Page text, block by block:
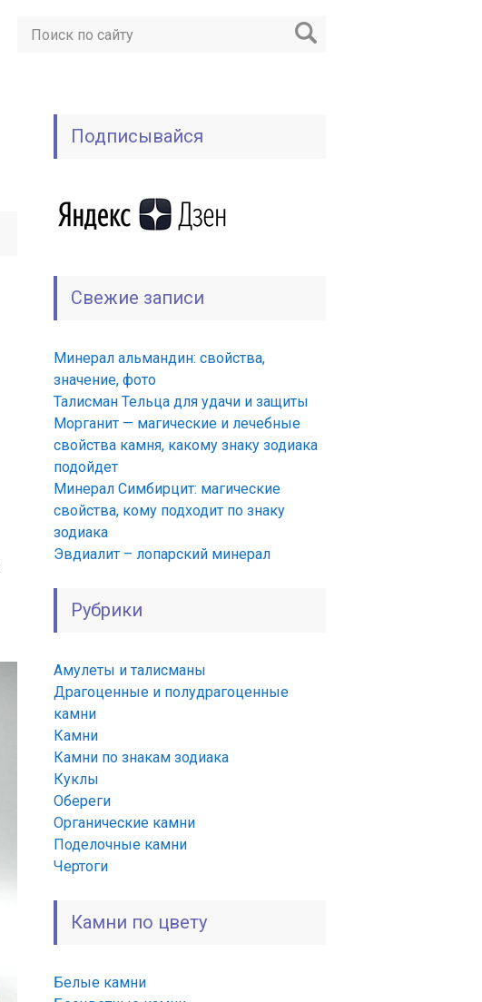
Подписывайся
Свежие записи
Минерал альмандин: свойства,
значение, фото
Талисман Тельца для удачи и защиты
Морганит — магические и лечебные
свойства камня, какому знаку зодиака
подойдет
Минерал Симбирцит: магические
свойства, кому подходит по знаку
зодиака
Эвдиалит – лопарский минерал
Рубрики
Амулеты и талисманы
Драгоценные и полудрагоценные
камни
Камни
Камни по знакам зодиака
Куклы
Обереги
Органические камни
Поделочные камни
Чертоги
Камни по цвету
Белые камни